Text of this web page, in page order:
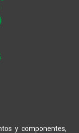
y componentes,